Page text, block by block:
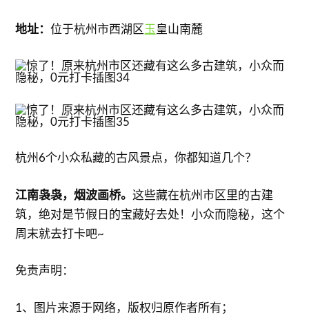
地址：位于杭州市西湖区玉皇山南麓
杭州6个小众私藏的古风景点，你都知道几个？
江南袅袅，烟波画桥。这些藏在杭州市区里的古建
筑，绝对是节假日的宝藏好去处！小众而隐秘，这个
周末就去打卡吧~
免责声明：
1、图片来源于网络，版权归原作者所有；